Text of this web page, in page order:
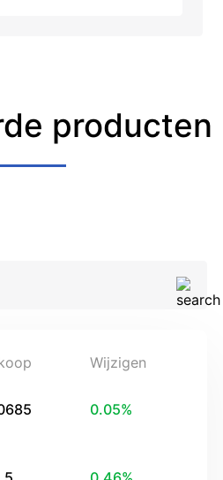
producten
Wijzigen
0.05%